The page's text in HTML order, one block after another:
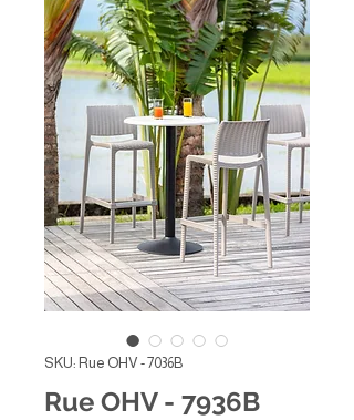
SKU: Rue OHV - 7036B
Rue OHV - 7936B